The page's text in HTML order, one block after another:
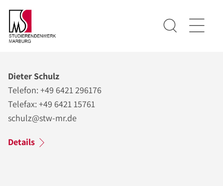
Dieter Schulz
Telefon: +49 6421 296176
Telefax: +49 6421 15761
schulz@stw-mr.de
Details